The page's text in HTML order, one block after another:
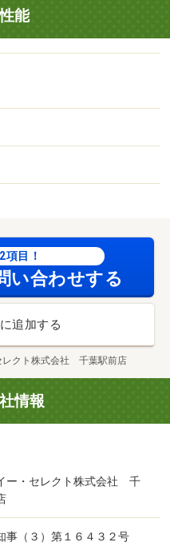
能
項目！
い合わせする
追加する
レクト株式会社 千葉駅前店
情報
ー・セレクト株式会社 千
事（３）第１６４３２号